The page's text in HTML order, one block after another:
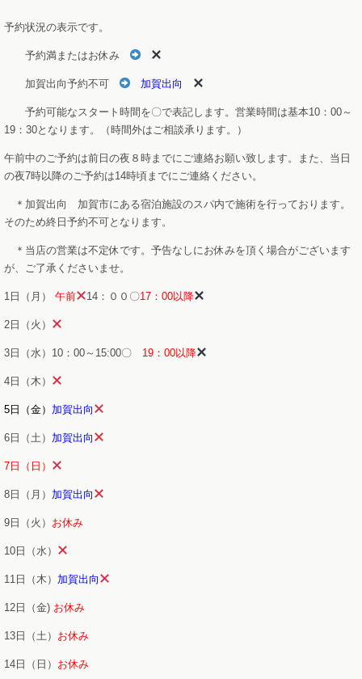
予約状況の表示です。
予約満またはお休み
加賀出向予約不可 加賀出向
予約可能なスタート時間を〇で表記します。営業時間は基本10：00～
19：30となります。（時間外はご相談承ります。）
午前中のご予約は前日の夜８時までにご連絡お願い致します。また、当日
の夜7時以降のご予約は14時頃までにご連絡ください。
＊加賀出向 加賀市にある宿泊施設のスパ内で施術を行っております。
そのため終日予約不可となります。
＊当店の営業は不定休です。予告なしにお休みを頂く場合がございます
が、ご了承くださいませ。
1日（月）午前 14：００〇17：00以降
2日（火）
3日（水）10：00～15:00〇 19：00以降
4日（木）
5日（金） 加賀出向
6日（土） 加賀出向
7日（日）
8日（月） 加賀出向
9日（火） お休み
10日（水）
11日（木） 加賀出向
12日（金) お休み
13日（土） お休み
14日（日） お休み